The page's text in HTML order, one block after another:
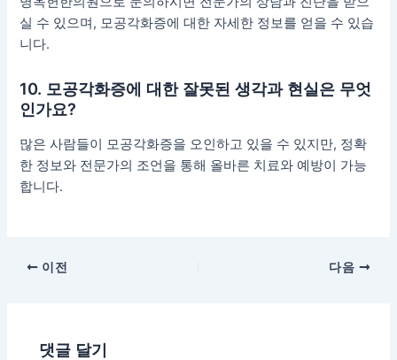
실 수 있으며, 모공각화증에 대한 자세한 정보를 얻을 수 있습
니다.
10. 모공각화증에 대한 잘못된 생각과 현실은 무엇
인가요?
많은 사람들이 모공각화증을 오인하고 있을 수 있지만, 정확
한 정보와 전문가의 조언을 통해 올바른 치료와 예방이 가능
합니다.
이전 다음
댓글 달기